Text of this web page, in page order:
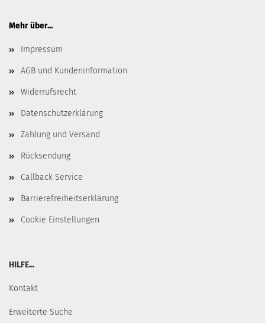
Mehr über...
Impressum
AGB und Kundeninformation
Widerrufsrecht
Datenschutzerklärung
Zahlung und Versand
Rücksendung
Callback Service
Barrierefreiheitserklärung
Cookie Einstellungen
HILFE...
Kontakt
Erweiterte Suche